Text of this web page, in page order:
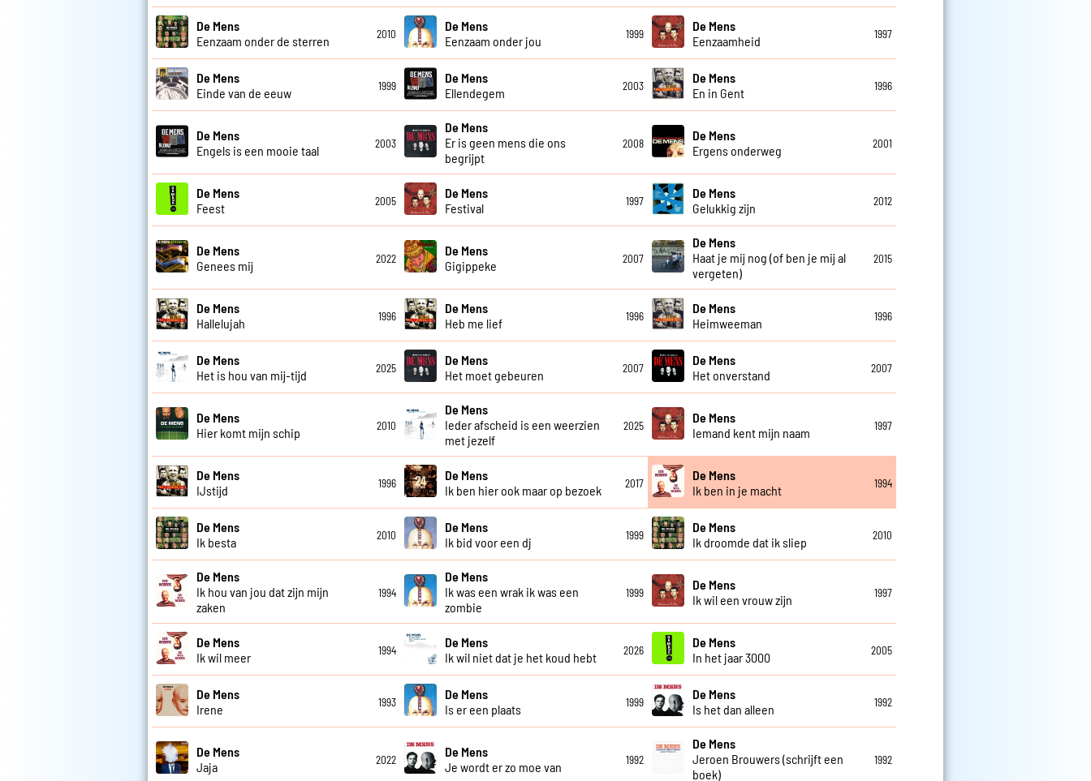
De Mens
Eenzaam onder de sterren
2010
De Mens
Eenzaam onder jou
1999
De Mens
Eenzaamheid
1997
De Mens
Einde van de eeuw
1999
De Mens
Ellendegem
2003
De Mens
En in Gent
1996
De Mens
Engels is een mooie taal
2003
De Mens
Er is geen mens die ons
begrijpt
2008
De Mens
Ergens onderweg
2001
De Mens
Feest
2005
De Mens
Festival
1997
De Mens
Gelukkig zijn
2012
De Mens
Genees mij
2022
De Mens
Gigippeke
2007
De Mens
Haat je mij nog (of ben je mij al
vergeten)
2015
De Mens
Hallelujah
1996
De Mens
Heb me lief
1996
De Mens
Heimweeman
1996
De Mens
Het is hou van mij-tijd
2025
De Mens
Het moet gebeuren
2007
De Mens
Het onverstand
2007
De Mens
Hier komt mijn schip
2010
De Mens
Ieder afscheid is een weerzien
met jezelf
2025
De Mens
Iemand kent mijn naam
1997
De Mens
IJstijd
1996
De Mens
Ik ben hier ook maar op bezoek
2017
De Mens
Ik ben in je macht
1994
De Mens
Ik besta
2010
De Mens
Ik bid voor een dj
1999
De Mens
Ik droomde dat ik sliep
2010
De Mens
Ik hou van jou dat zijn mijn
zaken
1994
De Mens
Ik was een wrak ik was een
zombie
1999
De Mens
Ik wil een vrouw zijn
1997
De Mens
Ik wil meer
1994
De Mens
Ik wil niet dat je het koud hebt
2026
De Mens
In het jaar 3000
2005
De Mens
Irene
1993
De Mens
Is er een plaats
1999
De Mens
Is het dan alleen
1992
De Mens
Jaja
2022
De Mens
Je wordt er zo moe van
1992
De Mens
Jeroen Brouwers (schrijft een
boek)
1992